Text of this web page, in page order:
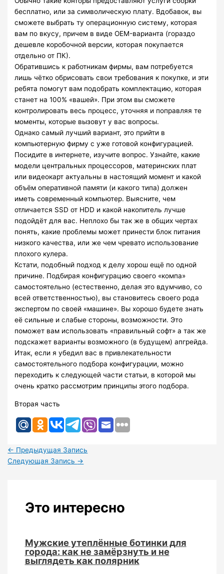
бесплатно, или за символическую плату. Вдобавок, вы
сможете выбрать ту операционную систему, которая
вам по вкусу, причем в виде OEM-варианта (гораздо
дешевле коробочной версии, которая покупается
отдельно от ПК).
Обратившись к работникам фирмы, вам потребуется
лишь чётко обрисовать свои требования к покупке, и эти
ребята помогут вам подобрать комплектацию, которая
станет на 100% «вашей». При этом вы сможете
контролировать весь процесс, уточняя и поправляя те
моменты, которые вызовут у вас вопросы.
Однако самый лучший вариант, это прийти в
компьютерную фирму с уже готовой конфигурацией.
Посидите в интернете, изучите вопрос. Узнайте, какие
модели центральных процессоров, материнских плат
или видеокарт актуальны в настоящий момент и какой
объём оперативной памяти (и какого типа) должен
иметь современный компьютер. Выясните, чем
отличается SSD от HDD и какой накопитель лучше
подойдёт для вас. Неплохо бы так же в общих чертах
понять, какие проблемы может принести блок питания
низкого качества, или же чем чревато использование
плохого кулера.
Кстати, подобный подход к делу хорош ещё по одной
причине. Подбирая конфигурацию своего «компа»
самостоятельно (естественно, делая это вдумчиво, со
всей ответственностью), вы становитесь своего рода
экспертом по своей «машине». Вы хорошо будете знать
её сильные и слабые стороны, возможности. Это
поможет вам использовать «правильный софт» а так же
подскажет варианты возможного (в будущем) апгрейда.
Итак, если я убедил вас в привлекательности
самостоятельного подбора конфигурации, можно
переходить к следующей части статьи, в которой мы
очень кратко рассмотрим принципы этого подбора.
Вторая часть
← Предыдущая Запись
Следующая Запись →
Это интересно
Мужские утеплённые ботинки для
города: как не замёрзнуть и не
выглядеть как полярник